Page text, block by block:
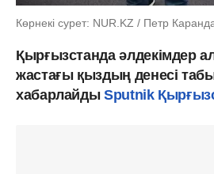
Көрнекі сурет: NUR.KZ / Петр
Қырғызстанда әлдекімдер
жастағы қыздың денесі
хабарлайдыSputnik